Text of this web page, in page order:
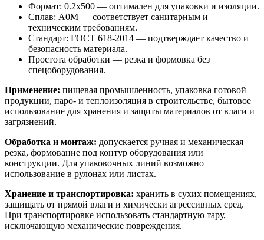
Формат: 0.2х500 — оптимален для упаковки и изоляции.
Сплав: А0М — соответствует санитарным и
техническим требованиям.
Стандарт: ГОСТ 618-2014 — подтверждает качество и
безопасность материала.
Простота обработки — резка и формовка без
спецоборудования.
Применение: пищевая промышленность, упаковка готовой
продукции, паро- и теплоизоляция в строительстве, бытовое
использование для хранения и защиты материалов от влаги и
загрязнений.
Обработка и монтаж: допускается ручная и механическая
резка, формование под контур оборудования или
конструкции. Для упаковочных линий возможно
использование в рулонах или листах.
Хранение и транспортировка: хранить в сухих помещениях,
защищать от прямой влаги и химически агрессивных сред.
При транспортировке использовать стандартную тару,
исключающую механические повреждения.